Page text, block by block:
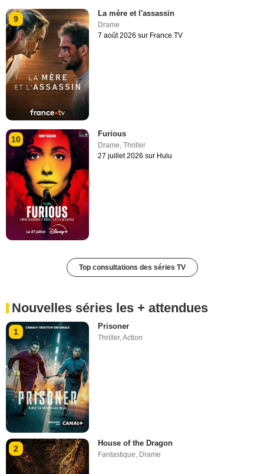
9
La mère et l'assassin
Drame
7 août 2026 sur France.TV
10
Furious
Drame ,Thriller
27 juillet 2026 sur Hulu
Top consultations des séries TV
Nouvelles séries les + attendues
1
Prisoner
Thriller,Action
2
House of the Dragon
Fantastique, Drame